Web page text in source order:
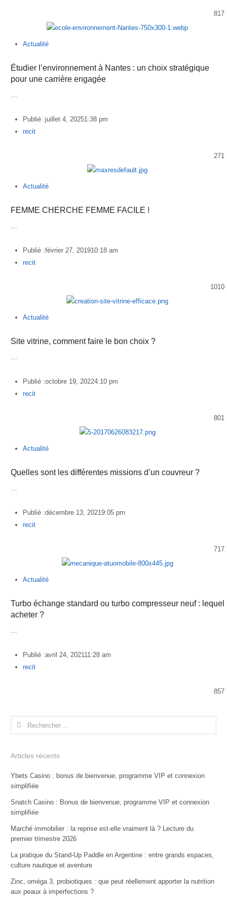
817
Actualité
Étudier l’environnement à Nantes : un choix stratégique
pour une carrière engagée
…
Publié :juillet 4, 20251:38 pm
Author
recit
271
Actualité
FEMME CHERCHE FEMME FACILE !
…
Publié :février 27, 201910:18 am
Author
recit
1010
Actualité
Site vitrine, comment faire le bon choix ?
…
Publié :octobre 19, 20224:10 pm
Author
recit
801
Actualité
Quelles sont les différentes missions d’un couvreur ?
…
Publié :décembre 13, 20219:05 pm
Author
recit
717
Actualité
Turbo échange standard ou turbo compresseur neuf : lequel
acheter ?
…
Publié :avril 24, 202111:28 am
Author
recit
857
Rechercher :
Articles récents
Ybets Casino : bonus de bienvenue, programme VIP et connexion
simplifiée
Snatch Casino : Bonus de bienvenue, programme VIP et connexion
simplifiée
Marché immobilier : la reprise est-elle vraiment là ? Lecture du
premier trimestre 2026
La pratique du Stand-Up Paddle en Argentine : entre grands espaces,
culture nautique et aventure
Zinc, oméga 3, probiotiques : que peut réellement apporter la nutrition
aux peaux à imperfections ?